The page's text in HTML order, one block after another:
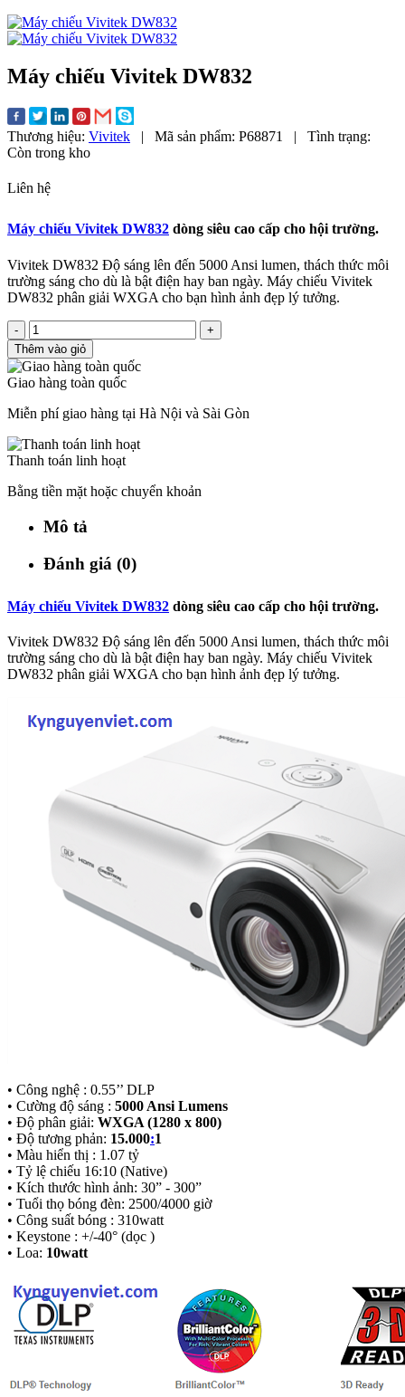
Máy chiếu Vivitek DW832
Thương hiệu: Vivitek | Mã sản phẩm: P68871 |
Tình trạng:
Còn trong kho
Liên hệ
Máy chiếu Vivitek DW832 dòng siêu cao cấp cho hội trường.
Vivitek DW832 Độ sáng lên đến 5000 Ansi lumen, thách thức môi
trường sáng cho dù là bật điện hay ban ngày. Máy chiếu Vivitek
DW832 phân giải WXGA cho bạn hình ảnh đẹp lý tưởng.
-
+
Thêm vào giỏ
Giao hàng toàn quốc
Miễn phí giao hàng tại Hà Nội và Sài Gòn
Thanh toán linh hoạt
Bằng tiền mặt hoặc chuyển khoản
Mô tả
Đánh giá (0)
Máy chiếu Vivitek DW832 dòng siêu cao cấp cho hội trường.
Vivitek DW832 Độ sáng lên đến 5000 Ansi lumen, thách thức môi
trường sáng cho dù là bật điện hay ban ngày. Máy chiếu Vivitek
DW832 phân giải WXGA cho bạn hình ảnh đẹp lý tưởng.
• Công nghệ : 0.55’’ DLP
• Cường độ sáng : 5000 Ansi Lumens
• Độ phân giải: WXGA (1280 x 800)
• Độ tương phản: 15.000:1
• Màu hiển thị : 1.07 tỷ
• Tỷ lệ chiếu 16:10 (Native)
• Kích thước hình ảnh: 30” - 300”
• Tuổi thọ bóng đèn: 2500/4000 giờ
• Công suất bóng : 310watt
• Keystone : +/-40° (dọc )
• Loa: 10watt